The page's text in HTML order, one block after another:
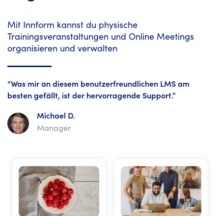
Mit Innform kannst du physische
Trainingsveranstaltungen und Online Meetings
organisieren und verwalten
“Was mir an diesem benutzerfreundlichen LMS am
besten gefällt, ist der hervorragende Support.”
Michael D.
Manager